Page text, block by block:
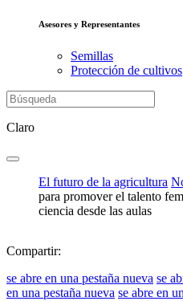
Asesores y Representantes
Semillas
Protección de cultivos
Claro
El futuro de la agricultura
para promover el talento
ciencia desde las aulas
Compartir:
se abre en una pestaña nueva se
en una pestaña nueva se abre en